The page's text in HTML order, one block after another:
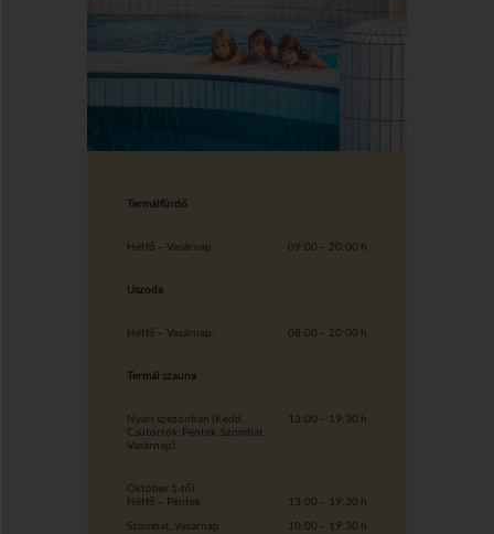
Termálfürdő
Hétfő – Vasárnap: 09:00 – 20:00 h
Uszoda
Hétfő – Vasárnap: 08:00 – 20:00 h
Termál szauna
Nyári szezonban (Kedd,
Csütörtök, Péntek, Szombat,
Vasárnap):
13:00 – 19:30 h
Október 1-től:
Hétfő – Péntek
Szombat, Vasárnap
13:00 – 19:30 h
10:00 – 19:30 h